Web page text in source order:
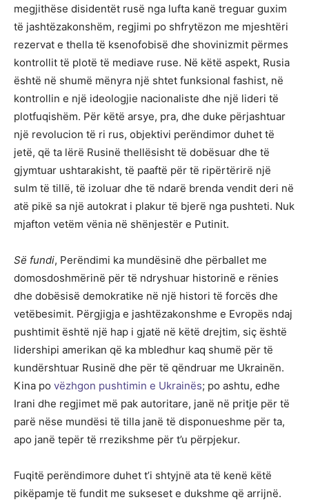
megjithëse disidentët rusë nga lufta kanë treguar guxim
të jashtëzakonshëm, regjimi po shfrytëzon me mjeshtëri
rezervat e thella të ksenofobisë dhe shovinizmit përmes
kontrollit të plotë të mediave ruse. Në këtë aspekt, Rusia
është në shumë mënyra një shtet funksional fashist, në
kontrollin e një ideologjie nacionaliste dhe një lideri të
plotfuqishëm. Për këtë arsye, pra, dhe duke përjashtuar
një revolucion të ri rus, objektivi perëndimor duhet të
jetë, që ta lërë Rusinë thellësisht të dobësuar dhe të
gjymtuar ushtarakisht, të paaftë për të ripërtërirë një
sulm të tillë, të izoluar dhe të ndarë brenda vendit deri në
atë pikë sa një autokrat i plakur të bjerë nga pushteti. Nuk
mjafton vetëm vënia në shënjestër e Putinit.
Së fundi, Perëndimi ka mundësinë dhe përballet me
domosdoshmërinë për të ndryshuar historinë e rënies
dhe dobësisë demokratike në një histori të forcës dhe
vetëbesimit. Përgjigja e jashtëzakonshme e Evropës ndaj
pushtimit është një hap i gjatë në këtë drejtim, siç është
lidershipi amerikan që ka mbledhur kaq shumë për të
kundërshtuar Rusinë dhe për të qëndruar me Ukrainën.
Kina po vëzhgon pushtimin e Ukrainës; po ashtu, edhe
Irani dhe regjimet më pak autoritare, janë në pritje për të
parë nëse mundësi të tilla janë të disponueshme për ta,
apo janë tepër të rrezikshme për t’u përpjekur.
Fuqitë perëndimore duhet t’i shtyjnë ata të kenë këtë
pikëpamje të fundit me sukseset e dukshme që arrijnë.